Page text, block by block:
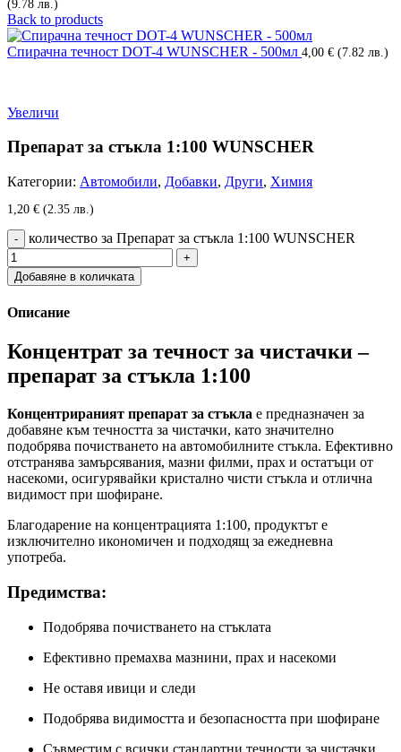
(9.78 лв.)
Back to products
Спирачна течност DOT-4 WUNSCHER - 500мл 4,00 € (7.82 лв.)
Увеличи
Препарат за стъкла 1:100 WUNSCHER
Категории: Автомобили, Добавки, Други, Химия
1,20 € (2.35 лв.)
количество за Препарат за стъкла 1:100 WUNSCHER
Добавяне в количката
Описание
Концентрат за течност за чистачки –
препарат за стъкла 1:100
Концентрираният препарат за стъкла е предназначен за
добавяне към течността за чистачки, като значително
подобрява почистването на автомобилните стъкла. Ефективно
отстранява замърсявания, мазни филми, прах и остатъци от
насекоми, осигурявайки кристално чисти стъкла и отлична
видимост при шофиране.
Благодарение на концентрацията 1:100, продуктът е
изключително икономичен и подходящ за ежедневна
употреба.
Предимства:
Подобрява почистването на стъклата
Ефективно премахва мазнини, прах и насекоми
Не оставя ивици и следи
Подобрява видимостта и безопасността при шофиране
Съвместим с всички стандартни течности за чистачки